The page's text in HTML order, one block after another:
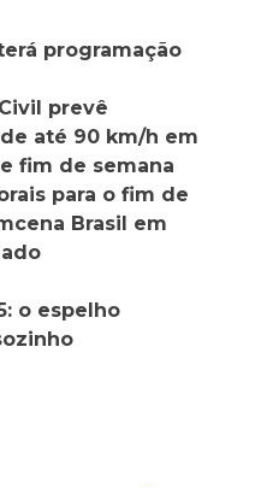
programação
prevê
até 90 km/h em
fim de semana
para o fim de
Brasil em
o espelho